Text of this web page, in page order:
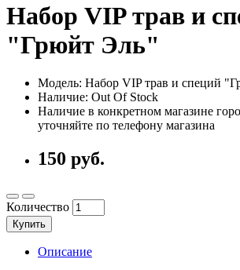
Набор VIP трав и
"Грюйт Эль"
Модель: Набор VIP трав и специй
Наличие: Out Of Stock
Наличие в конкретном магазине
уточняйте по телефону магазина
150 руб.
Количество
Купить
Описание